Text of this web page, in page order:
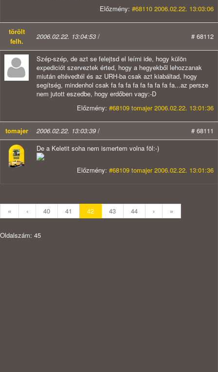
Előzmény: #68110 2006.02.22. 13:03:06
törölt
felh.
2006.02.22. 13:04:53 / # 68112
Szép-szép, de azt se felejtsd el leírni ide, hogy külön
expediciót szerveztek érted, hogy a hegyekből lehozzanak
miután eltévedtél és az URH-ba csak azt kiabáltad, hogy
segítség, mindenhol csak fa fa fa fa fa fa fa fa fa...az persze
nem jutott eszedbe, hogy erdőben vagy:-D
Előzmény: #68109 tomajer 2006.02.22. 13:01:36
tomajer 2006.02.22. 13:03:39 /
# 68111
De a Keletit soha nem ismertem volna föl:-)
Előzmény: #68109 tomajer 2006.02.22. 13:01:36
« ‹ 40 41 42 43 44 › »
Oldalszám: 45